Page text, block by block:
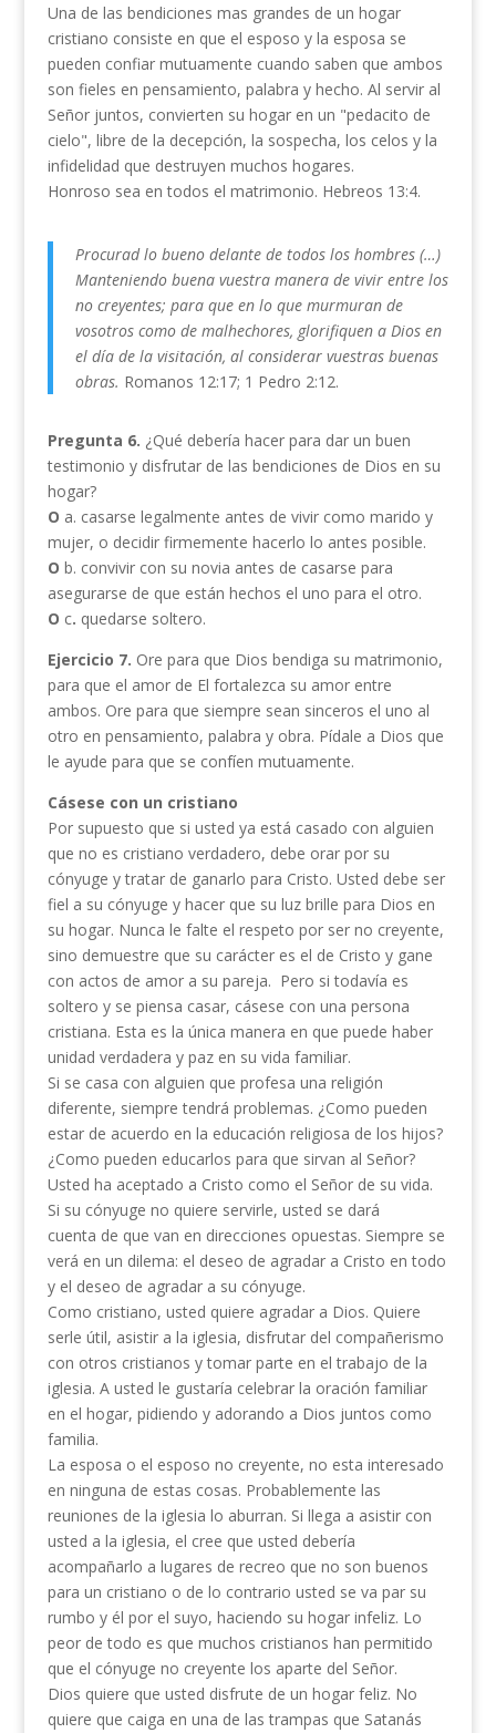
Una de las bendiciones mas grandes de un hogar
cristiano consiste en que el esposo y la esposa se
pueden confiar mutuamente cuando saben que ambos
son fieles en pensamiento, palabra y hecho. Al servir al
Señor juntos, convierten su hogar en un "pedacito de
cielo", libre de la decepción, la sospecha, los celos y la
infidelidad que destruyen muchos hogares.
Honroso sea en todos el matrimonio. Hebreos 13:4.
Procurad lo bueno delante de todos los hombres (…)
Manteniendo buena vuestra manera de vivir entre los
no creyentes; para que en lo que murmuran de
vosotros como de malhechores, glorifiquen a Dios en
el día de la visitación, al considerar vuestras buenas
obras. Romanos 12:17; 1 Pedro 2:12.
Pregunta 6. ¿Qué debería hacer para dar un buen
testimonio y disfrutar de las bendiciones de Dios en su
hogar?
O a. casarse legalmente antes de vivir como marido y
mujer, o decidir firmemente hacerlo lo antes posible.
O b. convivir con su novia antes de casarse para
asegurarse de que están hechos el uno para el otro.
O c. quedarse soltero.
Ejercicio 7. Ore para que Dios bendiga su matrimonio,
para que el amor de El fortalezca su amor entre
ambos. Ore para que siempre sean sinceros el uno al
otro en pensamiento, palabra y obra. Pídale a Dios que
le ayude para que se confíen mutuamente.
Cásese con un cristiano
Por supuesto que si usted ya está casado con alguien
que no es cristiano verdadero, debe orar por su
cónyuge y tratar de ganarlo para Cristo. Usted debe ser
fiel a su cónyuge y hacer que su luz brille para Dios en
su hogar. Nunca le falte el respeto por ser no creyente,
sino demuestre que su carácter es el de Cristo y gane
con actos de amor a su pareja. Pero si todavía es
soltero y se piensa casar, cásese con una persona
cristiana. Esta es la única manera en que puede haber
unidad verdadera y paz en su vida familiar.
Si se casa con alguien que profesa una religión
diferente, siempre tendrá problemas. ¿Como pueden
estar de acuerdo en la educación religiosa de los hijos?
¿Como pueden educarlos para que sirvan al Señor?
Usted ha aceptado a Cristo como el Señor de su vida.
Si su cónyuge no quiere servirle, usted se dará
cuenta de que van en direcciones opuestas. Siempre se
verá en un dilema: el deseo de agradar a Cristo en todo
y el deseo de agradar a su cónyuge.
Como cristiano, usted quiere agradar a Dios. Quiere
serle útil, asistir a la iglesia, disfrutar del compañerismo
con otros cristianos y tomar parte en el trabajo de la
iglesia. A usted le gustaría celebrar la oración familiar
en el hogar, pidiendo y adorando a Dios juntos como
familia.
La esposa o el esposo no creyente, no esta interesado
en ninguna de estas cosas. Probablemente las
reuniones de la iglesia lo aburran. Si llega a asistir con
usted a la iglesia, el cree que usted debería
acompañarlo a lugares de recreo que no son buenos
para un cristiano o de lo contrario usted se va par su
rumbo y él por el suyo, haciendo su hogar infeliz. Lo
peor de todo es que muchos cristianos han permitido
que el cónyuge no creyente los aparte del Señor.
Dios quiere que usted disfrute de un hogar feliz. No
quiere que caiga en una de las trampas que Satanás